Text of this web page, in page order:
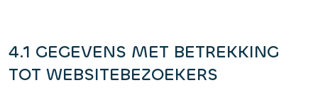
4.1 GEGEVENS MET BETREKKING
TOT WEBSITEBEZOEKERS